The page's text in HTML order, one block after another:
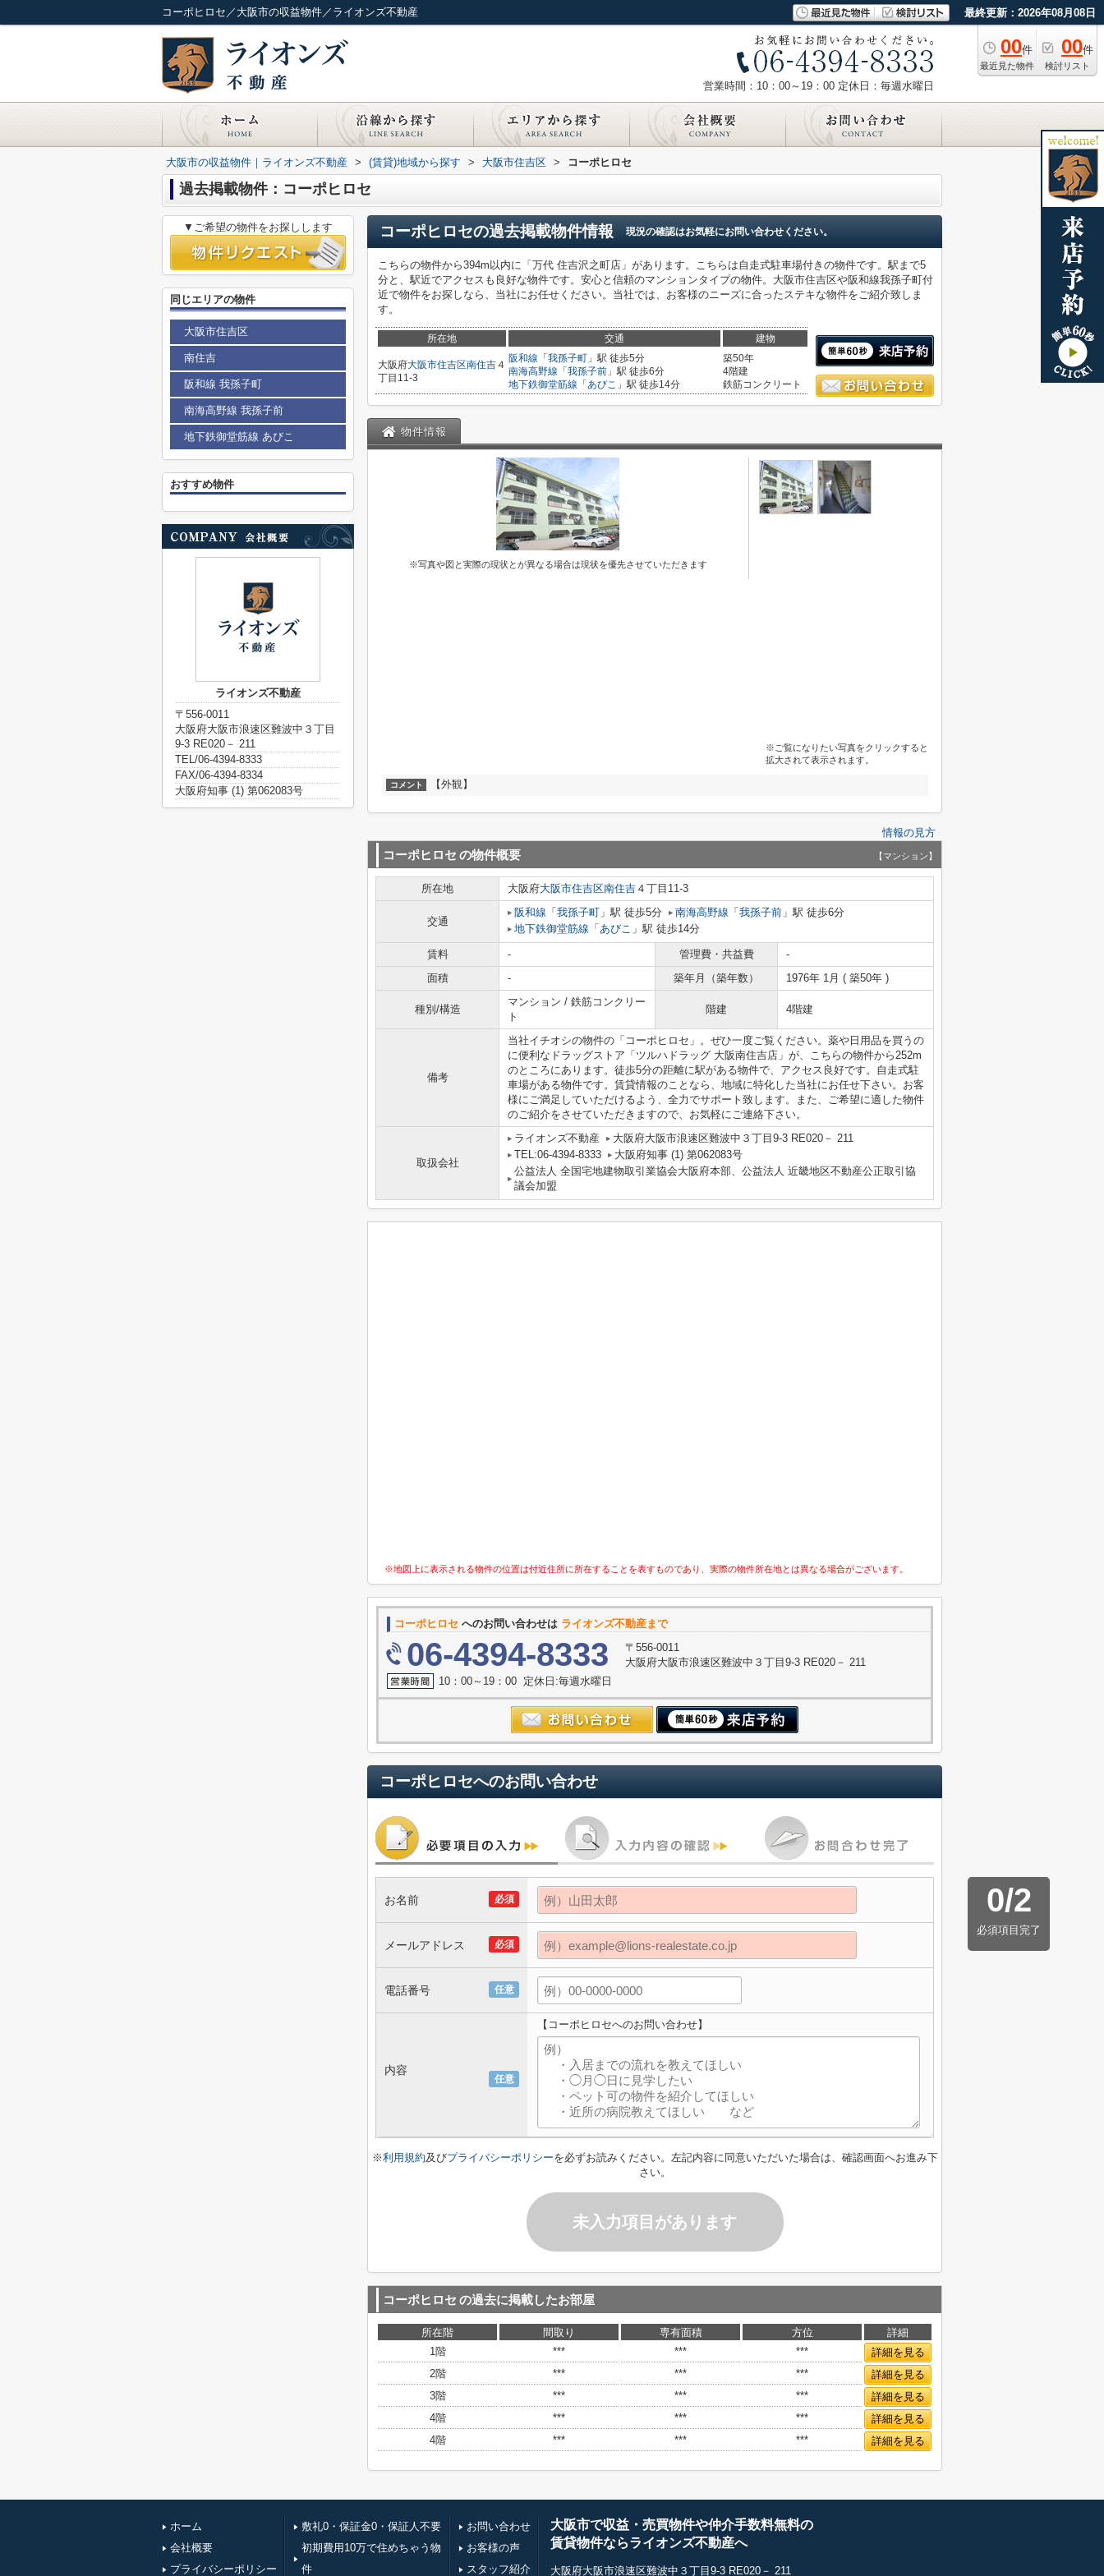
コーポヒロセ／大阪市の収益物件／ライオンズ不動産 最終更新：2026年08月08日
00件
最近見た物件
00件
検討リスト
営業時間：10：00～19：00 定休日：毎週水曜日
大阪市の収益物件｜ライオンズ不動産 > (賃貸)地域から探す > 大阪市住吉区 > コーポヒロセ
過去掲載物件：コーポヒロセ
コーポヒロセの過去掲載物件情報 現況の確認はお気軽にお問い合わせください。
こちらの物件から394m以内に「万代 住吉沢之町店」があります。こちらは自走式駐車場付きの物件です。駅まで5
分と、駅近でアクセスも良好な物件です。安心と信頼のマンションタイプの物件。大阪市住吉区や阪和線我孫子町付
近で物件をお探しなら、当社にお任せください。当社では、お客様のニーズに合ったステキな物件をご紹介致しま
す。
所在地 交通 建物
大阪府大阪市住吉区南住吉４
丁目11-3
阪和線 「 我孫子町 」駅 徒歩5分
南海高野線 「 我孫子前 」駅 徒歩6分
地下鉄御堂筋線 「 あびこ 」駅 徒歩14分
築50年
4階建
鉄筋コンクリート
物件情報
※写真や図と実際の現状とが異なる場合は現状を優先させていただきます
※ご覧になりたい写真をクリックすると
拡大されて表示されます。
コメント 【外観】
情報の見方
コーポヒロセ の物件概要 【マンション】
所在地 大阪府大阪市住吉区南住吉 ４丁目11-3
交通
阪和線 「 我孫子町 」駅 徒歩5分 南海高野線 「 我孫子前 」駅 徒歩6分
地下鉄御堂筋線 「 あびこ 」駅 徒歩14分
賃料 - 管理費・共益費
-
面積
- 築年月（築年数） 1976年 1月 ( 築50年 )
種別/構造
マンション / 鉄筋コンクリー
ト
階建 4階建
備考
当社イチオシの物件の「コーポヒロセ」。ぜひ一度ご覧ください。薬や日用品を買うの
に便利なドラッグストア「ツルハドラッグ 大阪南住吉店」が、こちらの物件から252m
のところにあります。徒歩5分の距離に駅がある物件で、アクセス良好です。自走式駐
車場がある物件です。賃貸情報のことなら、地域に特化した当社にお任せ下さい。お客
様にご満足していただけるよう、全力でサポート致します。また、ご希望に適した物件
のご紹介をさせていただきますので、お気軽にご連絡下さい。
取扱会社
ライオンズ不動産
大阪府大阪市浪速区難波中３丁目9-3 RE020－ 211
TEL:06-4394-8333
大阪府知事 (1) 第062083号
公益法人 全国宅地建物取引業協会大阪府本部、公益法人 近畿地区不動産公正取引協
議会加盟
※地図上に表示される物件の位置は付近住所に所在することを表すものであり、実際の物件所在地とは異なる場合がございます。
コーポヒロセ へのお問い合わせは ライオンズ不動産まで
06-4394-8333
〒556-0011
大阪府大阪市浪速区難波中３丁目9-3 RE020－ 211
10：00～19：00 定休日:毎週水曜日
コーポヒロセへのお問い合わせ
0/2
必須項目完了
必須
お名前
必須
メールアドレス
任意
電話番号
任意
内容
【コーポヒロセへのお問い合わせ】
※利用規約及びプライバシーポリシーを必ずお読みください。左記内容に同意いただいた場合は、確認画面へお進み下
さい。
未入力項目があります
コーポヒロセ の過去に掲載したお部屋
所在階 間取り 専有面積 方位
詳細
1階
*** *** ***
詳細を見る
2階
*** *** ***
詳細を見る
3階
*** *** ***
詳細を見る
4階
*** *** ***
詳細を見る
4階
*** *** *** 詳細を見る
▼ご希望の物件をお探しします
同じエリアの物件
大阪市住吉区
南住吉
阪和線 我孫子町
南海高野線 我孫子前
地下鉄御堂筋線 あびこ
おすすめ物件
ライオンズ不動産
〒556-0011
大阪府大阪市浪速区難波中３丁目
9-3 RE020－ 211
TEL/06-4394-8333
FAX/06-4394-8334
大阪府知事 (1) 第062083号
ホーム
会社概要
プライバシーポリシー
敷礼0・保証金0・保証人不要
初期費用10万で住めちゃう物
件
お問い合わせ
お客様の声
スタッフ紹介
大阪市で収益・売買物件や仲介手数料無料の
賃貸物件ならライオンズ不動産へ
大阪府大阪市浪速区難波中３丁目9-3 RE020－ 211